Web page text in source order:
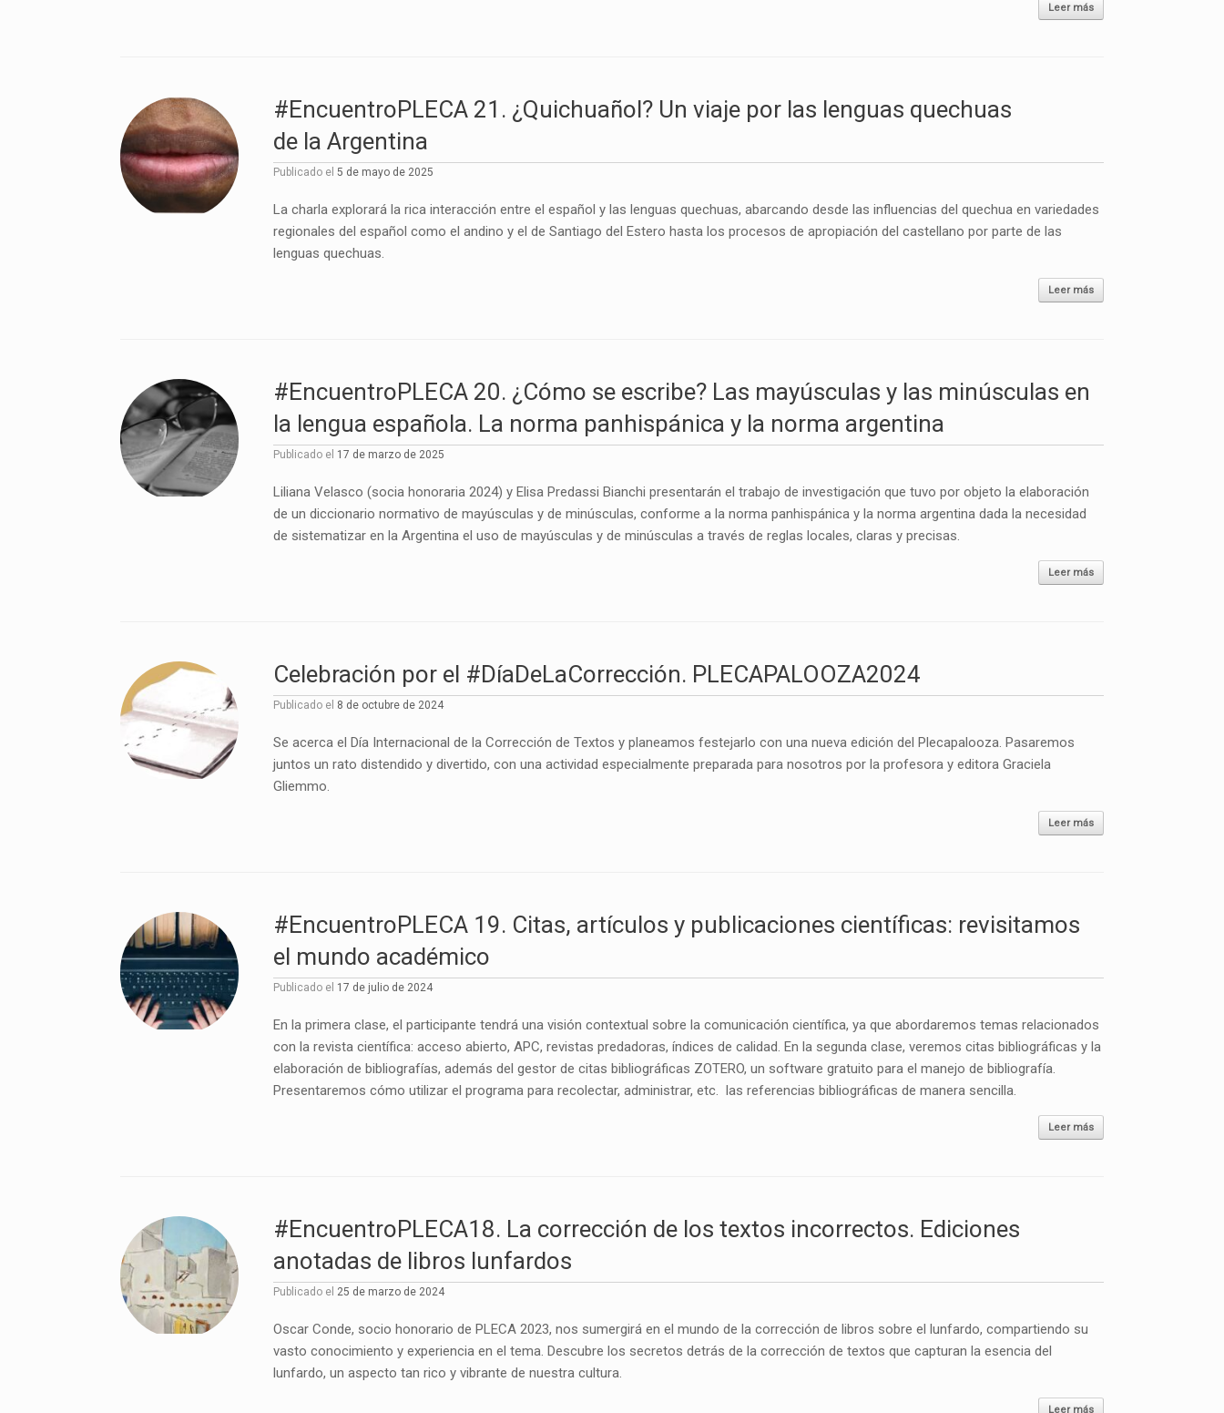
Leer más
#EncuentroPLECA 21. ¿Quichuañol? Un viaje por las lenguas quechuas
de la Argentina
Publicado el5 de mayo de 2025
La charla explorará la rica interacción entre el español y las lenguas quechuas, abarcando desde las influencias del quechua en variedades
regionales del español como el andino y el de Santiago del Estero hasta los procesos de apropiación del castellano por parte de las
lenguas quechuas.
Leer más
#EncuentroPLECA 20. ¿Cómo se escribe? Las mayúsculas y las minúsculas en
la lengua española. La norma panhispánica y la norma argentina
Publicado el 17 de marzo de 2025
Liliana Velasco (socia honoraria 2024) y Elisa Predassi Bianchi presentarán el trabajo de investigación que tuvo por objeto la elaboración
de un diccionario normativo de mayúsculas y de minúsculas, conforme a la norma panhispánica y la norma argentina dada la necesidad
de sistematizar en la Argentina el uso de mayúsculas y de minúsculas a través de reglas locales, claras y precisas.
Leer más
Celebración por el #DíaDeLaCorrección. PLECAPALOOZA2024
Publicado el 8 de octubre de 2024
Se acerca el Día Internacional de la Corrección de Textos y planeamos festejarlo con una nueva edición del Plecapalooza. Pasaremos
juntos un rato distendido y divertido, con una actividad especialmente preparada para nosotros por la profesora y editora Graciela
Gliemmo.
Leer más
#EncuentroPLECA 19. Citas, artículos y publicaciones científicas: revisitamos
el mundo académico
Publicado el 17 de julio de 2024
En la primera clase, el participante tendrá una visión contextual sobre la comunicación científica, ya que abordaremos temas relacionados
con la revista científica: acceso abierto, APC, revistas predadoras, índices de calidad. En la segunda clase, veremos citas bibliográficas y la
elaboración de bibliografías, además del gestor de citas bibliográficas ZOTERO, un software gratuito para el manejo de bibliografía.
Presentaremos cómo utilizar el programa para recolectar, administrar, etc. las referencias bibliográficas de manera sencilla.
Leer más
#EncuentroPLECA18. La corrección de los textos incorrectos. Ediciones
anotadas de libros lunfardos
Publicado el 25 de marzo de 2024
Oscar Conde, socio honorario de PLECA 2023, nos sumergirá en el mundo de la corrección de libros sobre el lunfardo, compartiendo su
vasto conocimiento y experiencia en el tema. Descubre los secretos detrás de la corrección de textos que capturan la esencia del
lunfardo, un aspecto tan rico y vibrante de nuestra cultura.
Leer más